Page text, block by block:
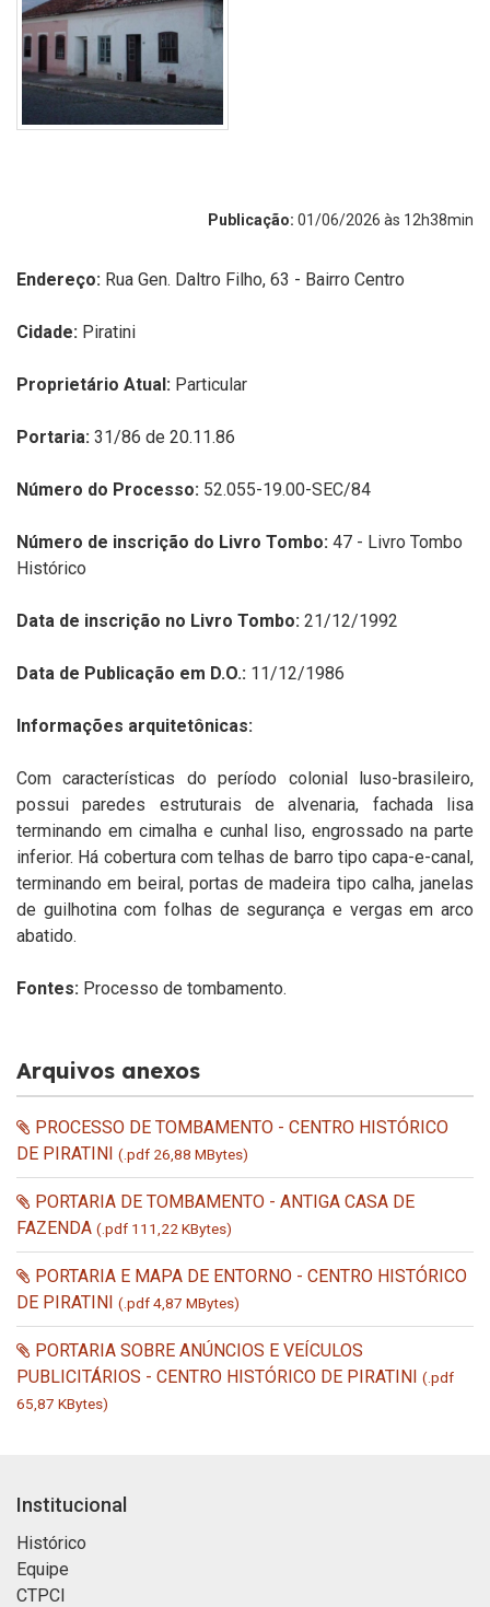
Publicação: 01/06/2026 às 12h38min
Endereço: Rua Gen. Daltro Filho, 63 - Bairro Centro
Cidade: Piratini
Proprietário Atual: Particular
Portaria: 31/86 de 20.11.86
Número do Processo: 52.055-19.00-SEC/84
Número de inscrição do Livro Tombo: 47 - Livro Tombo
Histórico
Data de inscrição no Livro Tombo: 21/12/1992
Data de Publicação em D.O.: 11/12/1986
Informações arquitetônicas:
Com características do período colonial luso-brasileiro,
possui paredes estruturais de alvenaria, fachada lisa
terminando em cimalha e cunhal liso, engrossado na parte
inferior. Há cobertura com telhas de barro tipo capa-e-canal,
terminando em beiral, portas de madeira tipo calha, janelas
de guilhotina com folhas de segurança e vergas em arco
abatido.
Fontes: Processo de tombamento.
Arquivos anexos
PROCESSO DE TOMBAMENTO - CENTRO HISTÓRICO
DE PIRATINI (.pdf 26,88 MBytes)
PORTARIA DE TOMBAMENTO - ANTIGA CASA DE
FAZENDA (.pdf 111,22 KBytes)
PORTARIA E MAPA DE ENTORNO - CENTRO HISTÓRICO
DE PIRATINI (.pdf 4,87 MBytes)
PORTARIA SOBRE ANÚNCIOS E VEÍCULOS
PUBLICITÁRIOS - CENTRO HISTÓRICO DE PIRATINI (.pdf
65,87 KBytes)
Institucional
Histórico
Equipe
CTPCI